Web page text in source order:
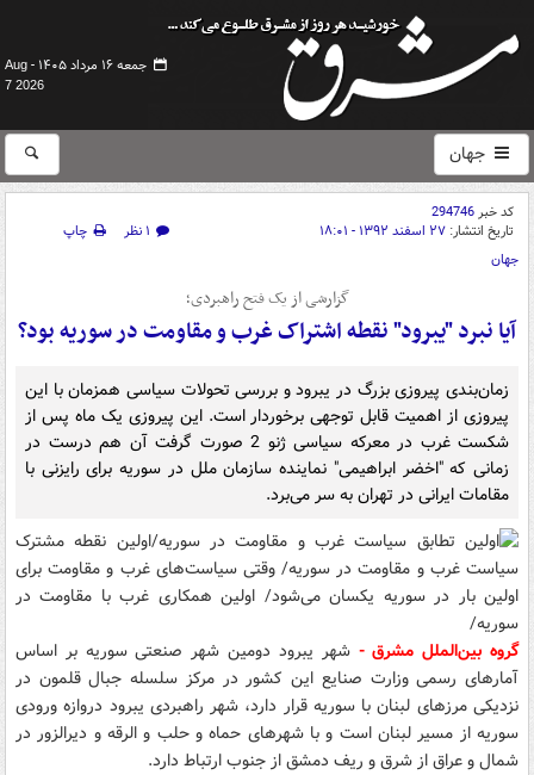
جمعه ۱۶ مرداد ۱۴۰۵ -
Aug
7 2026
جهان
کد خبر294746
تاریخ انتشار: ۲۷ اسفند ۱۳۹۲ - ۱۸:۰۱ ۱ نظر
چاپ
جهان
گزارشی از یک فتح راهبردی؛
آیا نبرد "یبرود" نقطه اشتراک غرب و مقاومت در سوریه بود؟
زمان‌بندی پیروزی بزرگ در یبرود و بررسی تحولات سیاسی همزمان با این
پیروزی از اهمیت قابل توجهی برخوردار است. این پیروزی یک ماه پس از
شکست غرب در معرکه سیاسی ژنو 2 صورت گرفت آن هم درست در
زمانی که "اخضر ابراهیمی" نماینده سازمان ملل در سوریه برای رایزنی با
مقامات ایرانی در تهران به سر می‌برد.
گروه بین‌الملل مشرق -شهر یبرود دومین شهر صنعتی سوریه بر اساس
آمارهای رسمی وزارت صنایع این کشور در مرکز سلسله جبال قلمون در
نزدیکی مرزهای لبنان با سوریه قرار دارد، شهر راهبردی یبرود دروازه ورودی
سوریه از مسیر لبنان است و با شهرهای حماه و حلب و الرقه و دیرالزور در
شمال و عراق از شرق و ریف دمشق از جنوب ارتباط دارد.